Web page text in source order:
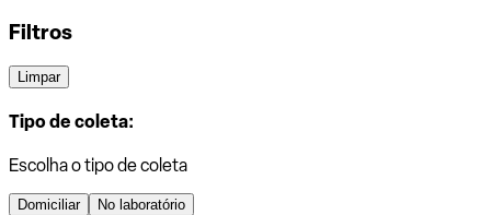
Filtros
Limpar
Tipo de coleta:
Escolha o tipo de coleta
Domiciliar No laboratório